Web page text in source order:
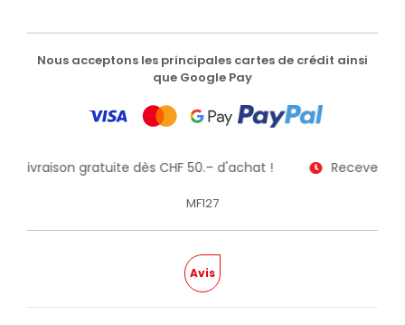
Nous acceptons les principales cartes de crédit ainsi
que Google Pay
la livraison gratuite dès CHF 50.– d'achat ! Recevez
MF127
Avis